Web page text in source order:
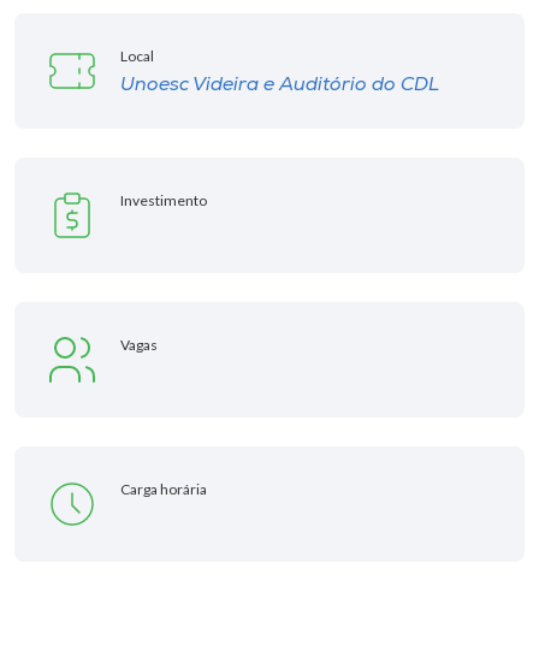
Local
Unoesc Videira e Auditório do CDL
Investimento
Vagas
Carga horária